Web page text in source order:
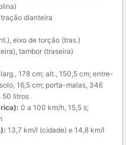
dianteira
eixo de torção (tras.)
tambor (traseira)
178 cm; alt., 150,5 cm; entre-
16,5 cm; porta-malas, 346
50 litros
0 a 100 km/h, 15,5 s;
13,7 km/l (cidade) e 14,8 km/l